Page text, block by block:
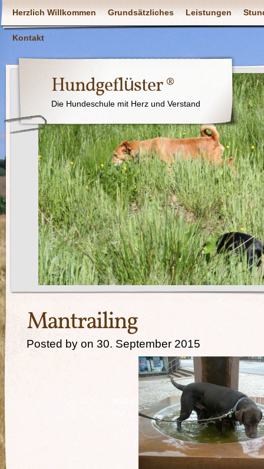
Herzlich Willkommen Grundsätzliches Leistungen
Kontakt
Hundgeflüster ®
Die Hundeschule mit Herz und Verstand
Mantrailing
Posted by on 30. September 2015